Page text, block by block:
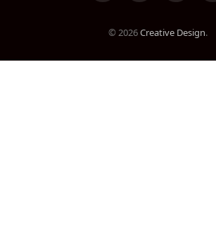
© 2026Creative Design.